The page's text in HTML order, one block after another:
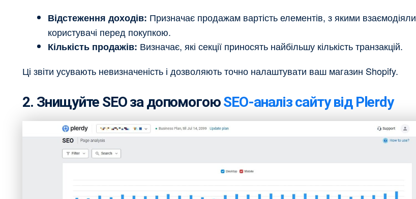
Відстеження доходів: Призначає продажам вартість елементів, з якими взаємодіяли
користувачі перед покупкою.
Кількість продажів: Визначає, які секції приносять найбільшу кількість транзакцій.
Ці звіти усувають невизначеність і дозволяють точно налаштувати ваш магазин Shopify.
2. Знищуйте SEO за допомогоюSEO-аналіз сайту від Plerdy